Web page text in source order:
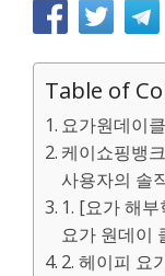
Table of
요가원데이
케이쇼핑뱅
사용자의 솔
1. [요가 해
요가 원데이
2. 헤이피 요